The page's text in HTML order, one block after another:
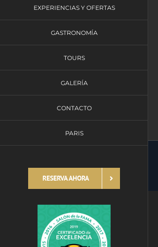
EXPERIENCIAS Y OFERTAS
GASTRONOMÍA
TOURS
GALERÍA
CONTACTO
PARIS
RESERVA AHORA